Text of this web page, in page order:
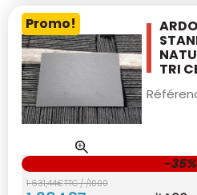
Promo!
TRI
1 631,44€TTC / /1000
-35%